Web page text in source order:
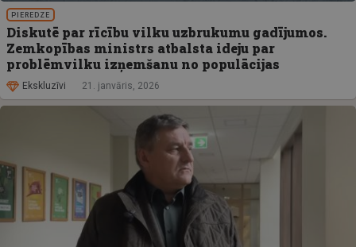
PIEREDZE
Diskutē par rīcību vilku uzbrukumu gadījumos.
Zemkopības ministrs atbalsta ideju par
problēmvilku izņemšanu no populācijas
Ekskluzīvi 21. janvāris, 2026